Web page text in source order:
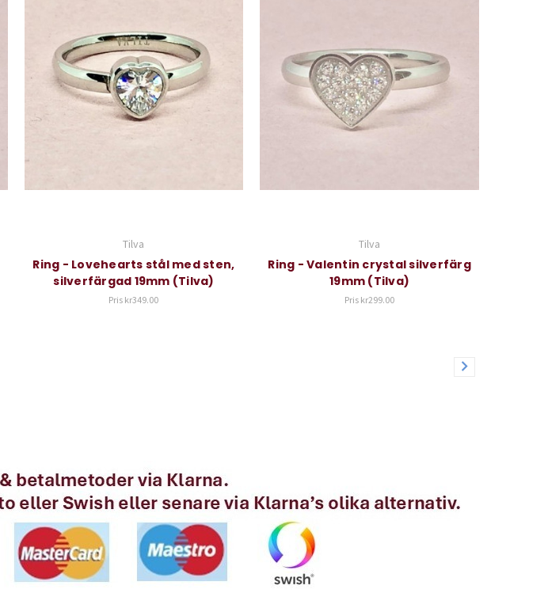
Tilva
Ring - Lovehearts stål med sten,
silverfärgad 19mm (Tilva)
Pris kr349.00
Tilva
Ring - Valentin crystal silverfärg
19mm (Tilva)
Pris kr299.00